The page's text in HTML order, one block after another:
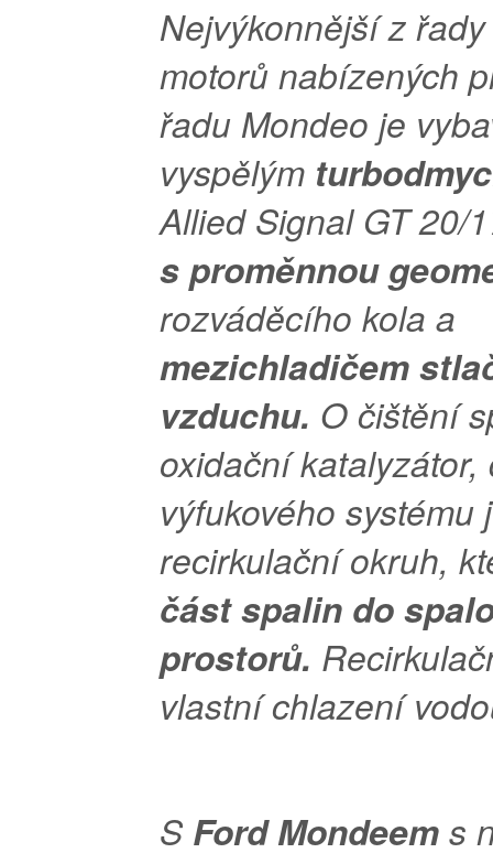
Nejvýkonnější z
motorů nabízených
řadu Mondeo je
vyspělým
Allied Signal GT 20/
s proměnnou
rozváděcího kola a
mezichladičem
vzduchu. O čištění
oxidační katalyzátor,
výfukového systému
recirkulační okruh,
část spalin do
prostorů.
vlastní chlazení
S Ford Mondeem s